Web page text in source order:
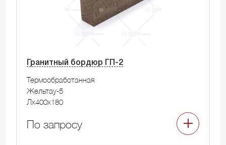
Гранитный бордюр ГП-2
Термообработанная
Жельтау-5
Лx400x180
По запросу